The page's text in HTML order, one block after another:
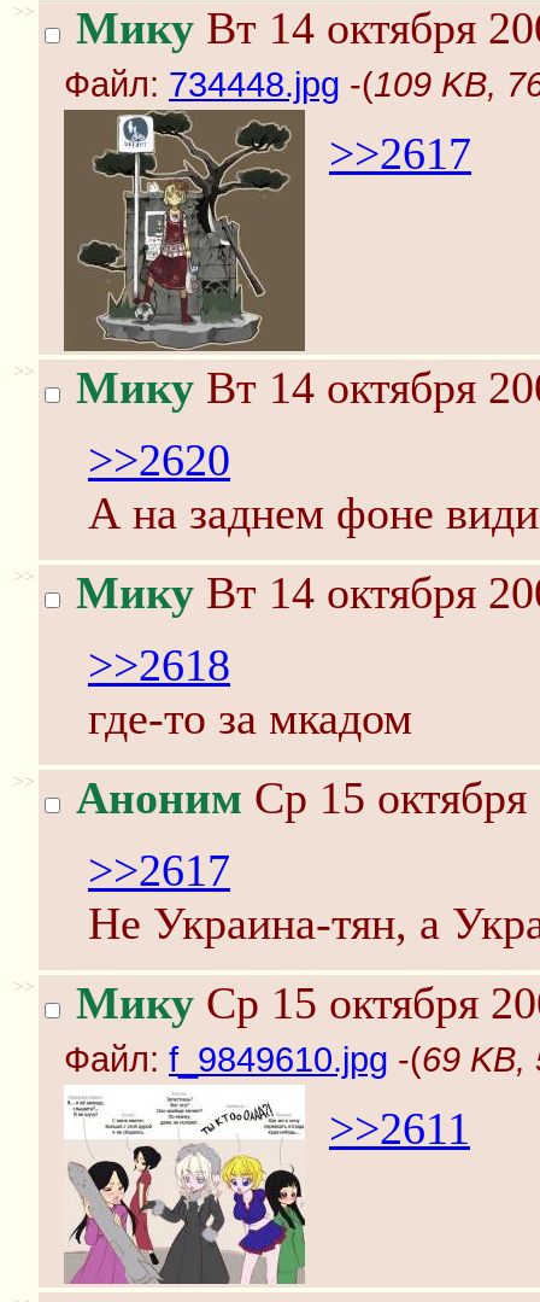
>> Мику Вт 14 октября
Файл: 734448.jpg -(109 KB,
>>2617
>> Мику Вт 14 октября
>>2620
А на заднем фоне
>> Мику Вт 14 октября
>>2618
где-то за мкадом
>> Аноним Ср 15
>>2617
Не Украина-тян, а
>> Мику Ср 15 октября
Файл: f_9849610.jpg -(69 KB,
>>2611